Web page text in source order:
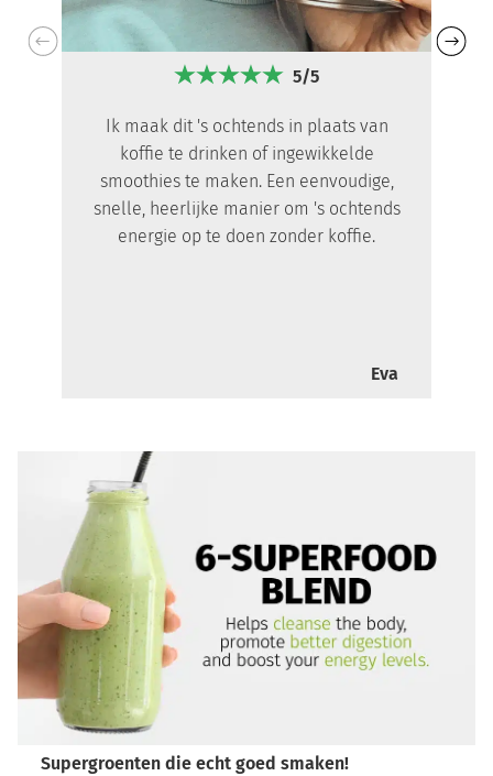
5/5
Ik maak dit 's ochtends in plaats van
koffie te drinken of ingewikkelde
smoothies te maken. Een eenvoudige,
snelle, heerlijke manier om 's ochtends
energie op te doen zonder koffie.
Eva
Supergroenten die echt goed smaken!